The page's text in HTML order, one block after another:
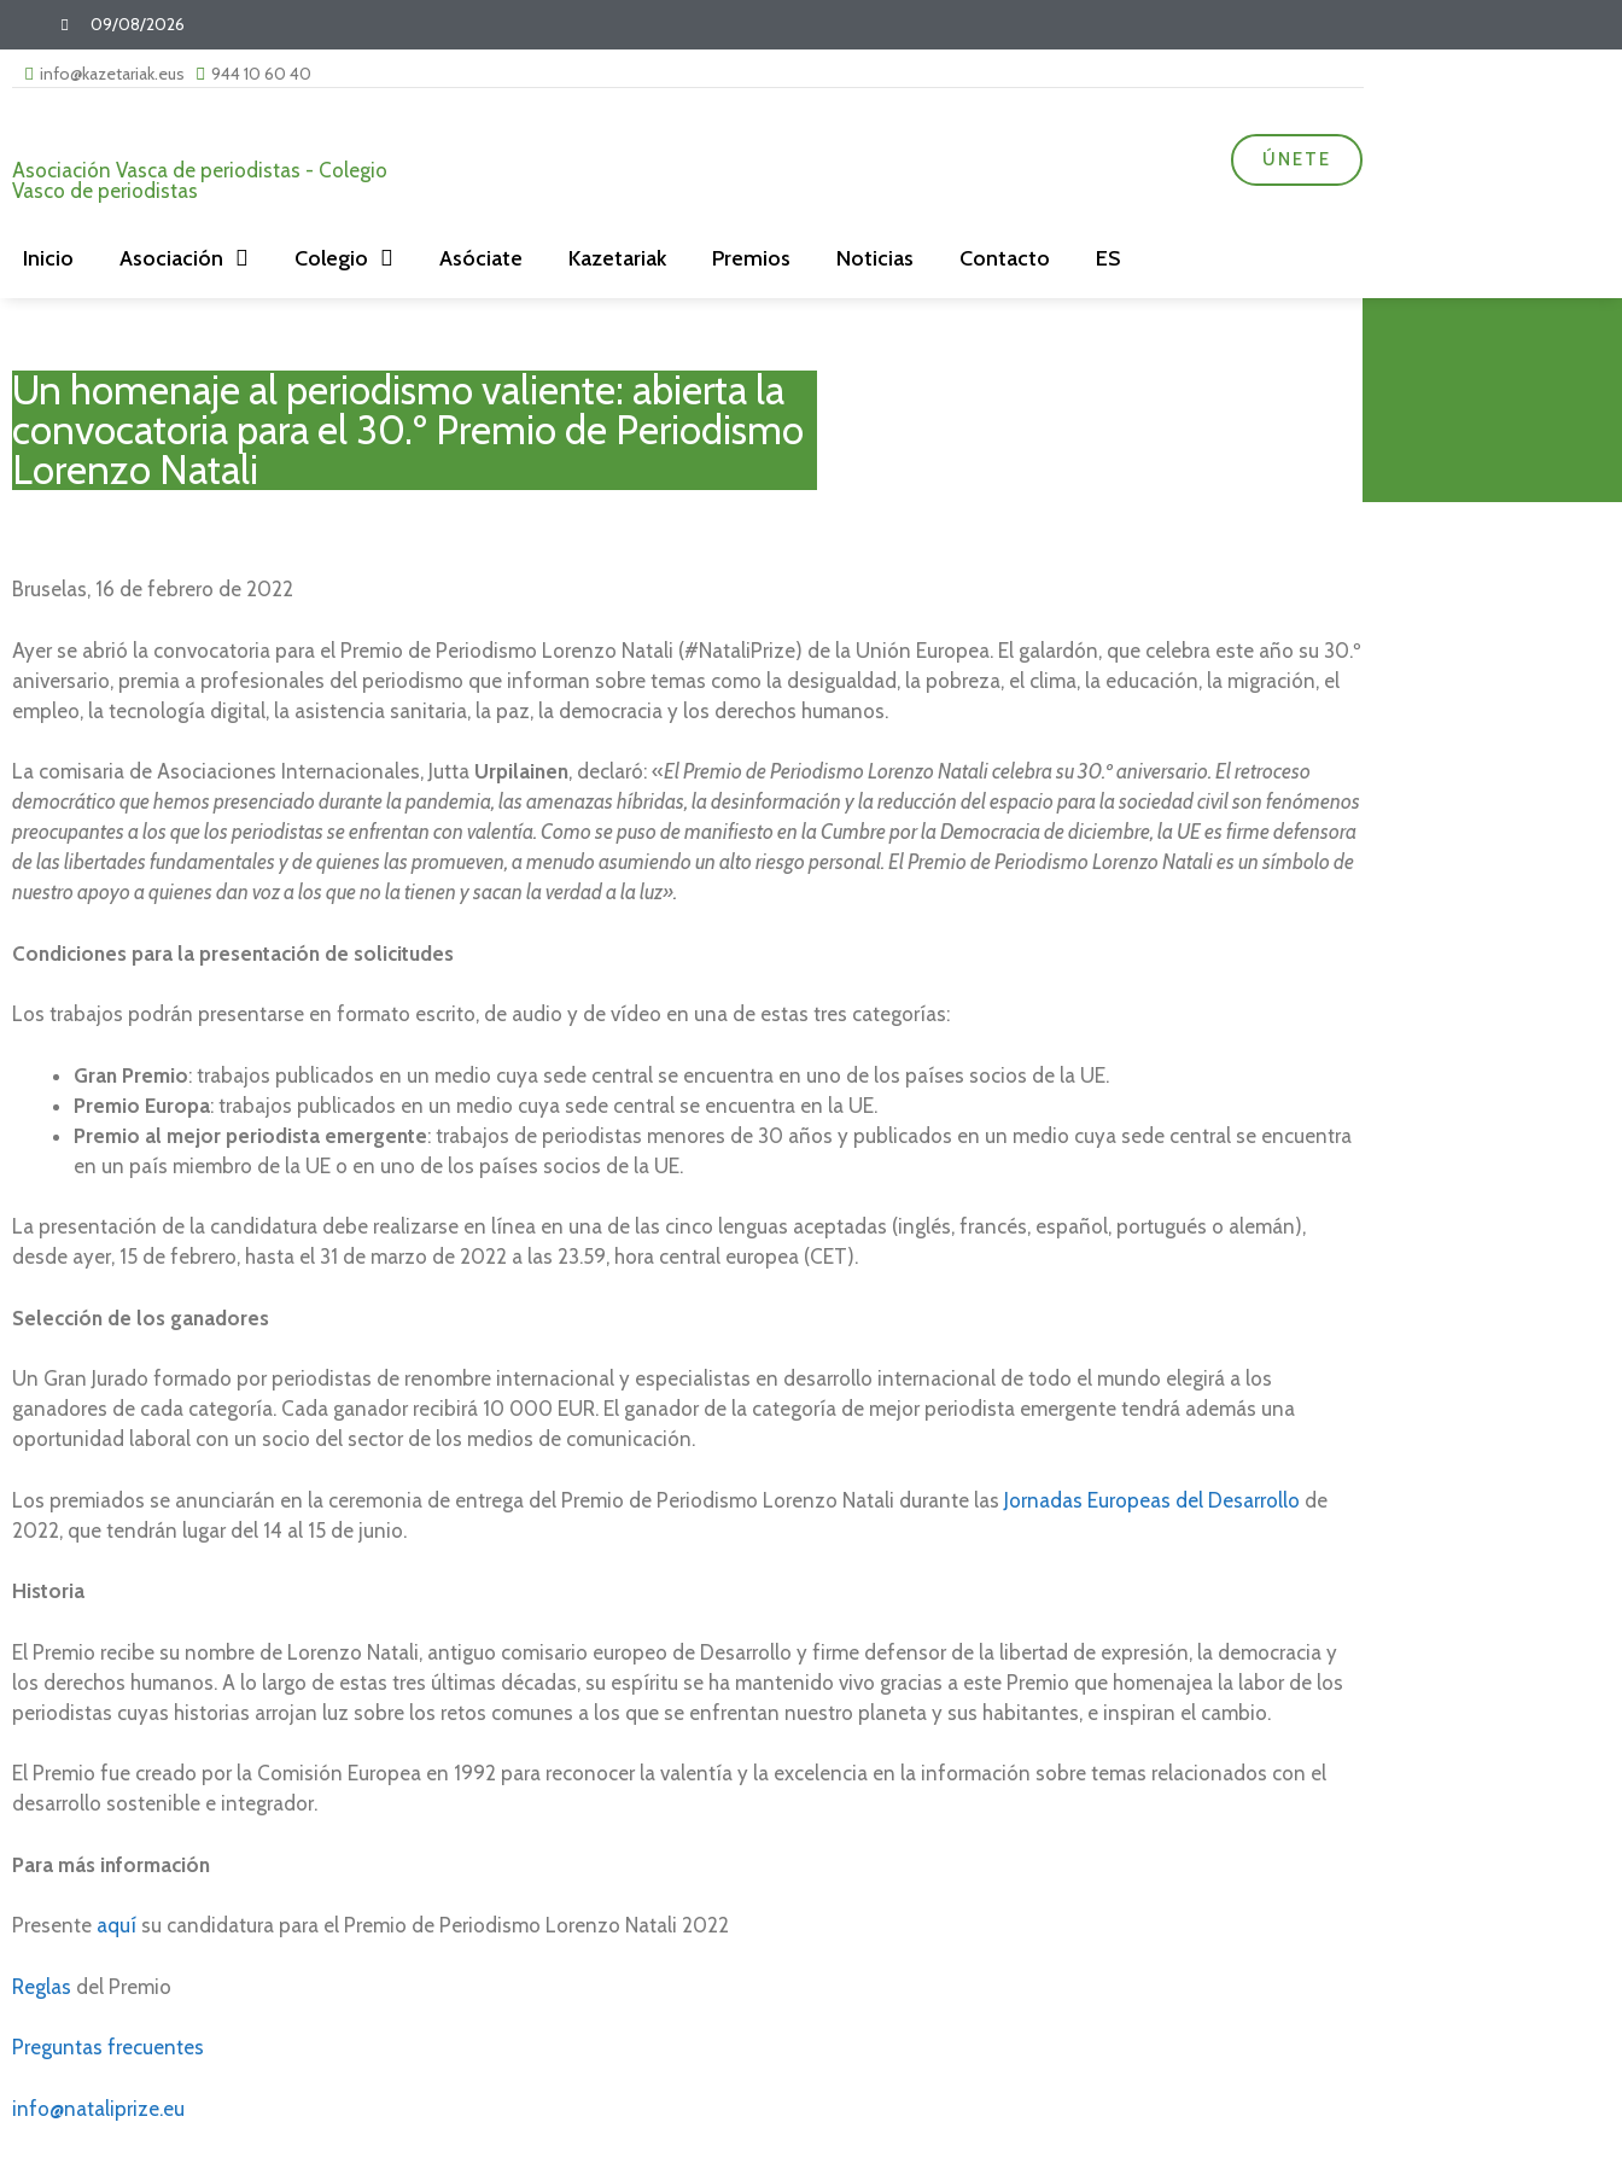
09/08/2026
info@kazetariak.eus 944 10 60 40
Asociación Vasca de periodistas - Colegio
Vasco de periodistas
ÚNETE
Inicio Asociación Colegio Asóciate Kazetariak Premios Noticias Contacto ES
Un homenaje al periodismo valiente: abierta la
convocatoria para el 30.º Premio de Periodismo
Lorenzo Natali
Bruselas, 16 de febrero de 2022
Ayer se abrió la convocatoria para el Premio de Periodismo Lorenzo Natali (#NataliPrize) de la Unión Europea. El galardón, que celebra este año su 30.º
aniversario, premia a profesionales del periodismo que informan sobre temas como la desigualdad, la pobreza, el clima, la educación, la migración, el
empleo, la tecnología digital, la asistencia sanitaria, la paz, la democracia y los derechos humanos.
La comisaria de Asociaciones Internacionales, Jutta Urpilainen, declaró: «El Premio de Periodismo Lorenzo Natali celebra su 30.º aniversario. El retroceso
democrático que hemos presenciado durante la pandemia, las amenazas híbridas, la desinformación y la reducción del espacio para la sociedad civil son fenómenos
preocupantes a los que los periodistas se enfrentan con valentía. Como se puso de manifiesto en la Cumbre por la Democracia de diciembre, la UE es firme defensora
de las libertades fundamentales y de quienes las promueven, a menudo asumiendo un alto riesgo personal. El Premio de Periodismo Lorenzo Natali es un símbolo de
nuestro apoyo a quienes dan voz a los que no la tienen y sacan la verdad a la luz».
Condiciones para la presentación de solicitudes
Los trabajos podrán presentarse en formato escrito, de audio y de vídeo en una de estas tres categorías:
Gran Premio: trabajos publicados en un medio cuya sede central se encuentra en uno de los países socios de la UE.
Premio Europa: trabajos publicados en un medio cuya sede central se encuentra en la UE.
Premio al mejor periodista emergente: trabajos de periodistas menores de 30 años y publicados en un medio cuya sede central se encuentra
en un país miembro de la UE o en uno de los países socios de la UE.
La presentación de la candidatura debe realizarse en línea en una de las cinco lenguas aceptadas (inglés, francés, español, portugués o alemán),
desde ayer, 15 de febrero, hasta el 31 de marzo de 2022 a las 23.59, hora central europea (CET).
Selección de los ganadores
Un Gran Jurado formado por periodistas de renombre internacional y especialistas en desarrollo internacional de todo el mundo elegirá a los
ganadores de cada categoría. Cada ganador recibirá 10 000 EUR. El ganador de la categoría de mejor periodista emergente tendrá además una
oportunidad laboral con un socio del sector de los medios de comunicación.
Los premiados se anunciarán en la ceremonia de entrega del Premio de Periodismo Lorenzo Natali durante las Jornadas Europeas del Desarrollo de
2022, que tendrán lugar del 14 al 15 de junio.
Historia
El Premio recibe su nombre de Lorenzo Natali, antiguo comisario europeo de Desarrollo y firme defensor de la libertad de expresión, la democracia y
los derechos humanos. A lo largo de estas tres últimas décadas, su espíritu se ha mantenido vivo gracias a este Premio que homenajea la labor de los
periodistas cuyas historias arrojan luz sobre los retos comunes a los que se enfrentan nuestro planeta y sus habitantes, e inspiran el cambio.
El Premio fue creado por la Comisión Europea en 1992 para reconocer la valentía y la excelencia en la información sobre temas relacionados con el
desarrollo sostenible e integrador.
Para más información
Presente aquí su candidatura para el Premio de Periodismo Lorenzo Natali 2022
Reglas del Premio
Preguntas frecuentes
info@nataliprize.eu